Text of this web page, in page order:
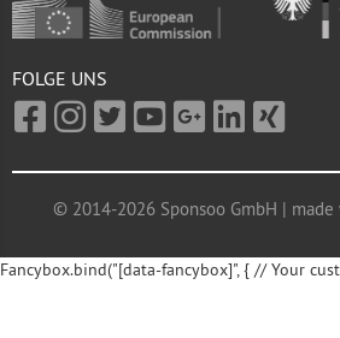
FOLGE UNS
© 2014-2026 Sponsoo GmbH |
Fancybox.bind("[data-fancybox]", { // Your